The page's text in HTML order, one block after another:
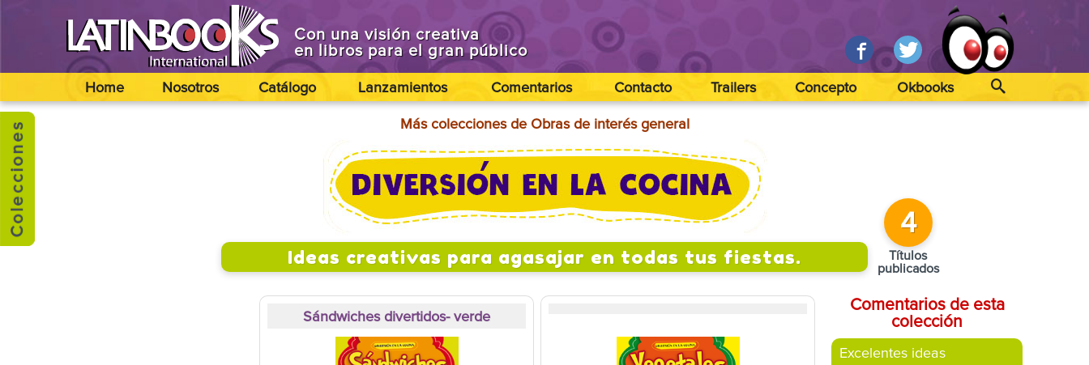
Con una visión creativa
en libros para el gran público
Home Nosotros Catálogo Lanzamientos Comentarios Contacto Trailers Concepto Okbooks
Más colecciones de Obras de interés general
Ideas creativas para agasajar en todas tus fiestas.
4
Títulos
publicados
Sándwiches divertidos- verde
Comentarios de esta
colección
Excelentes ideas